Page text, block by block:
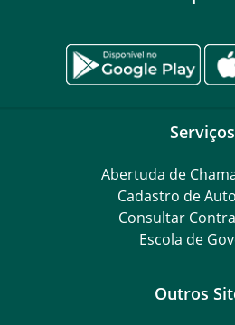
Serviços
Abertuda de
Cadastro de
Consultar
Escola de
Outros